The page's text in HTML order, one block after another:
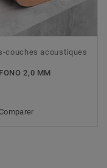
couches acoustiques
2,0 MM
Comparer